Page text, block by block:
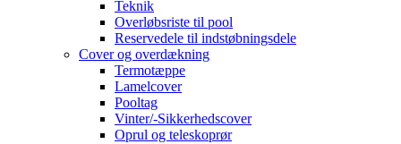
Teknik
Overløbsriste til pool
Reservedele til indstøbningsdele
Cover og overdækning
Termotæppe
Lamelcover
Pooltag
Vinter/-Sikkerhedscover
Oprul og teleskoprør